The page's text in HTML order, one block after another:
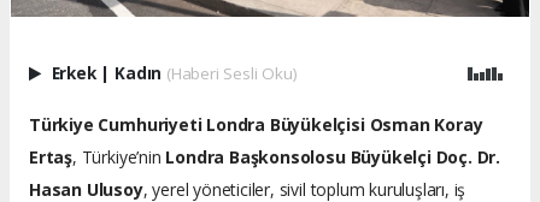
Erkek | Kadın (Haberi Sesli Oku)
Türkiye Cumhuriyeti Londra Büyükelçisi Osman Koray
Ertaş, Türkiye’nin Londra Başkonsolosu Büyükelçi Doç. Dr.
Hasan Ulusoy, yerel yöneticiler, sivil toplum kuruluşları, iş